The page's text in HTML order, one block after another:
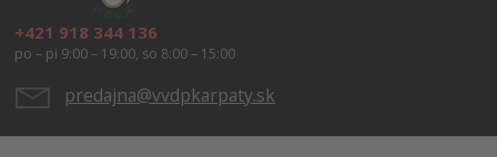
+421 918 344 136
po – pi 9:00 – 19:00, so 8:00 – 15:00
predajna@vvdpkarpaty.sk